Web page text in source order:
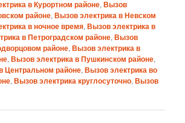
в Курортном районе,Вызов
районе,Вызов электрика в Невском
в ночное время,Вызов электрика в
в Петроградском районе,Вызов
районе,Вызов электрика в
,Вызов электрика в Пушкинском районе,
Центральном районе,Вызов электрика во
,Вызов электрика круглосуточно,Вызов